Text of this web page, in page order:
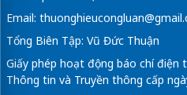
Email:
Tổng Biên Tập: Vũ Đức Thuận
Giấy phép hoạt động báo chí điện
Thông tin và Truyền thông cấp